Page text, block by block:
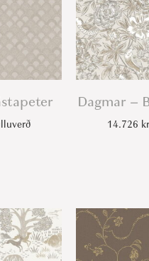
e
q
u
Dagmar –
14.726